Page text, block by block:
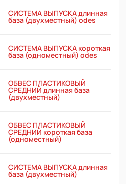
СИСТЕМА ВЫПУСКА длинная
база (двухместный) odes
СИСТЕМА ВЫПУСКА короткая
база (одноместный) odes
ОБВЕС ПЛАСТИКОВЫЙ
СРЕДНИЙ длинная база
(двухместный)
ОБВЕС ПЛАСТИКОВЫЙ
СРЕДНИЙ короткая база
(одноместный)
СИСТЕМА ВЫПУСКА длинная
база (двухместный)